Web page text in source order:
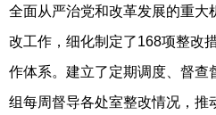
全面从严治党和改革发展的重大
改工作，细化制定了168项整改
作体系。建立了定期调度、督查
组每周督导各处室整改情况，推